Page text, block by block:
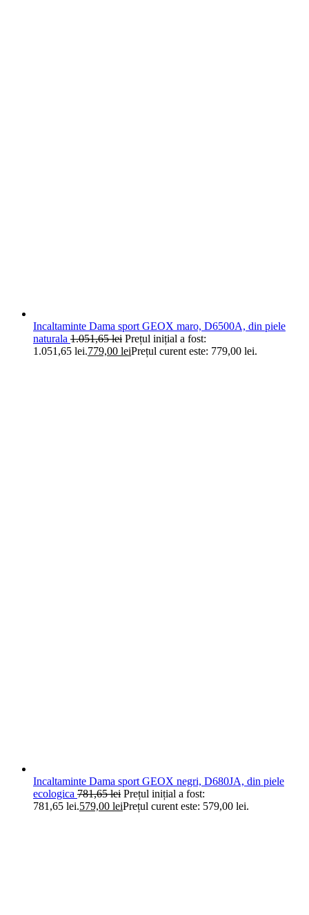
Incaltaminte Dama sport GEOX maro, D6500A, din piele
naturala 1.051,65lei Prețul inițial a fost:
1.051,65 lei.779,00 leiPrețul curent este: 779,00 lei.
Incaltaminte Dama sport GEOX negri, D680JA, din piele
ecologica 781,65lei Prețul inițial a fost:
781,65 lei.579,00 leiPrețul curent este: 579,00 lei.